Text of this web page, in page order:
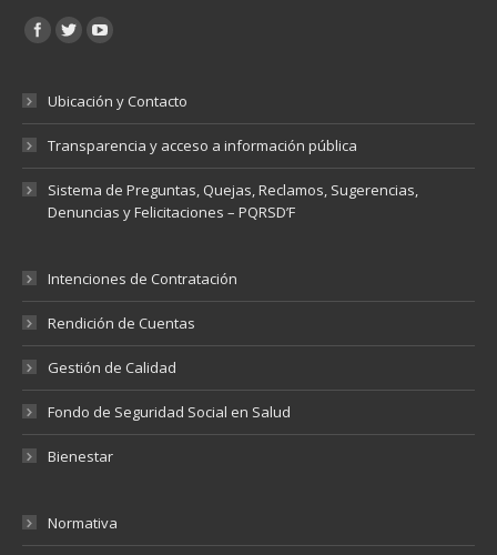
Encuéntranos en:
Ubicación y Contacto
Transparencia y acceso a información pública
Sistema de Preguntas, Quejas, Reclamos, Sugerencias,
Denuncias y Felicitaciones – PQRSD’F
Intenciones de Contratación
Rendición de Cuentas
Gestión de Calidad
Fondo de Seguridad Social en Salud
Bienestar
Normativa